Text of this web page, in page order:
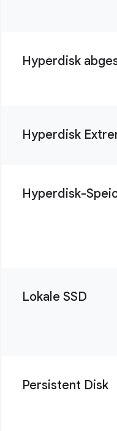
Hyperdisk
Hyperdisk
Hyperdisk-
Lokale SSD
Persistent Disk